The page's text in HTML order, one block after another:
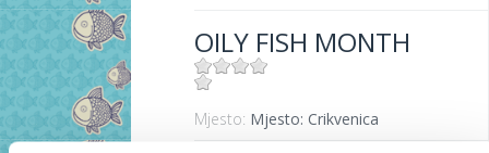
OILY FISH MONTH
Mjesto: Mjesto: Crikvenica